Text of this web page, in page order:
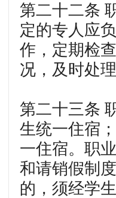
第二十二条
定的专人应
作，定期检
况，及时处
第二十三条
生统一住宿
一住宿。职
和请销假制
的，须经学